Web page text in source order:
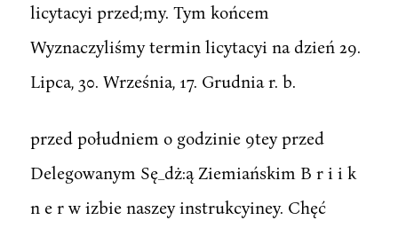
licytacyi przed;my. Tym końcem
Wyznaczyliśmy termin licytacyi na dzień 29.
Lipca, 30. Września, 17. Grudnia r. b.
przed południem o godzinie 9tey przed
Delegowanym Sę_dż:ą Ziemiańskim B r i i k
n e r w izbie naszey instrukcyiney. Chęć